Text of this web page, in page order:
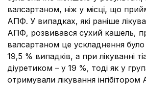
валсартаном, ніж у місці, що
АПФ. У випадках, які раніше
АПФ, розвивався сухий кашель,
валсартаном це ускладнення було
19,5 % випадків, а при лікуванні
діуретиком – у 19 %, тоді як у
отримували лікування